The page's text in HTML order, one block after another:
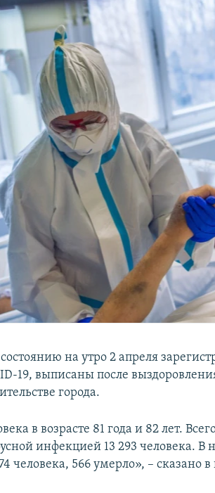
на утро 2 апреля
19, выписаны после
города.
в возрасте 81 года и 82 лет.
инфекцией 13 293 человека.
человека, 566 умерло», – сказано